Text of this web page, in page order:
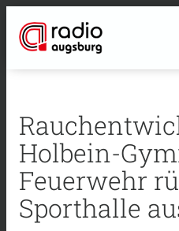
Holbein-
Feuerwehr
Sporthalle